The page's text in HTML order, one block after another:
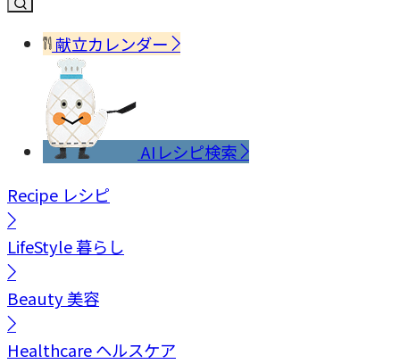
献立カレンダー
AIレシピ検索
Recipe レシピ
LifeStyle暮らし
Beauty美容
Healthcareヘルスケア